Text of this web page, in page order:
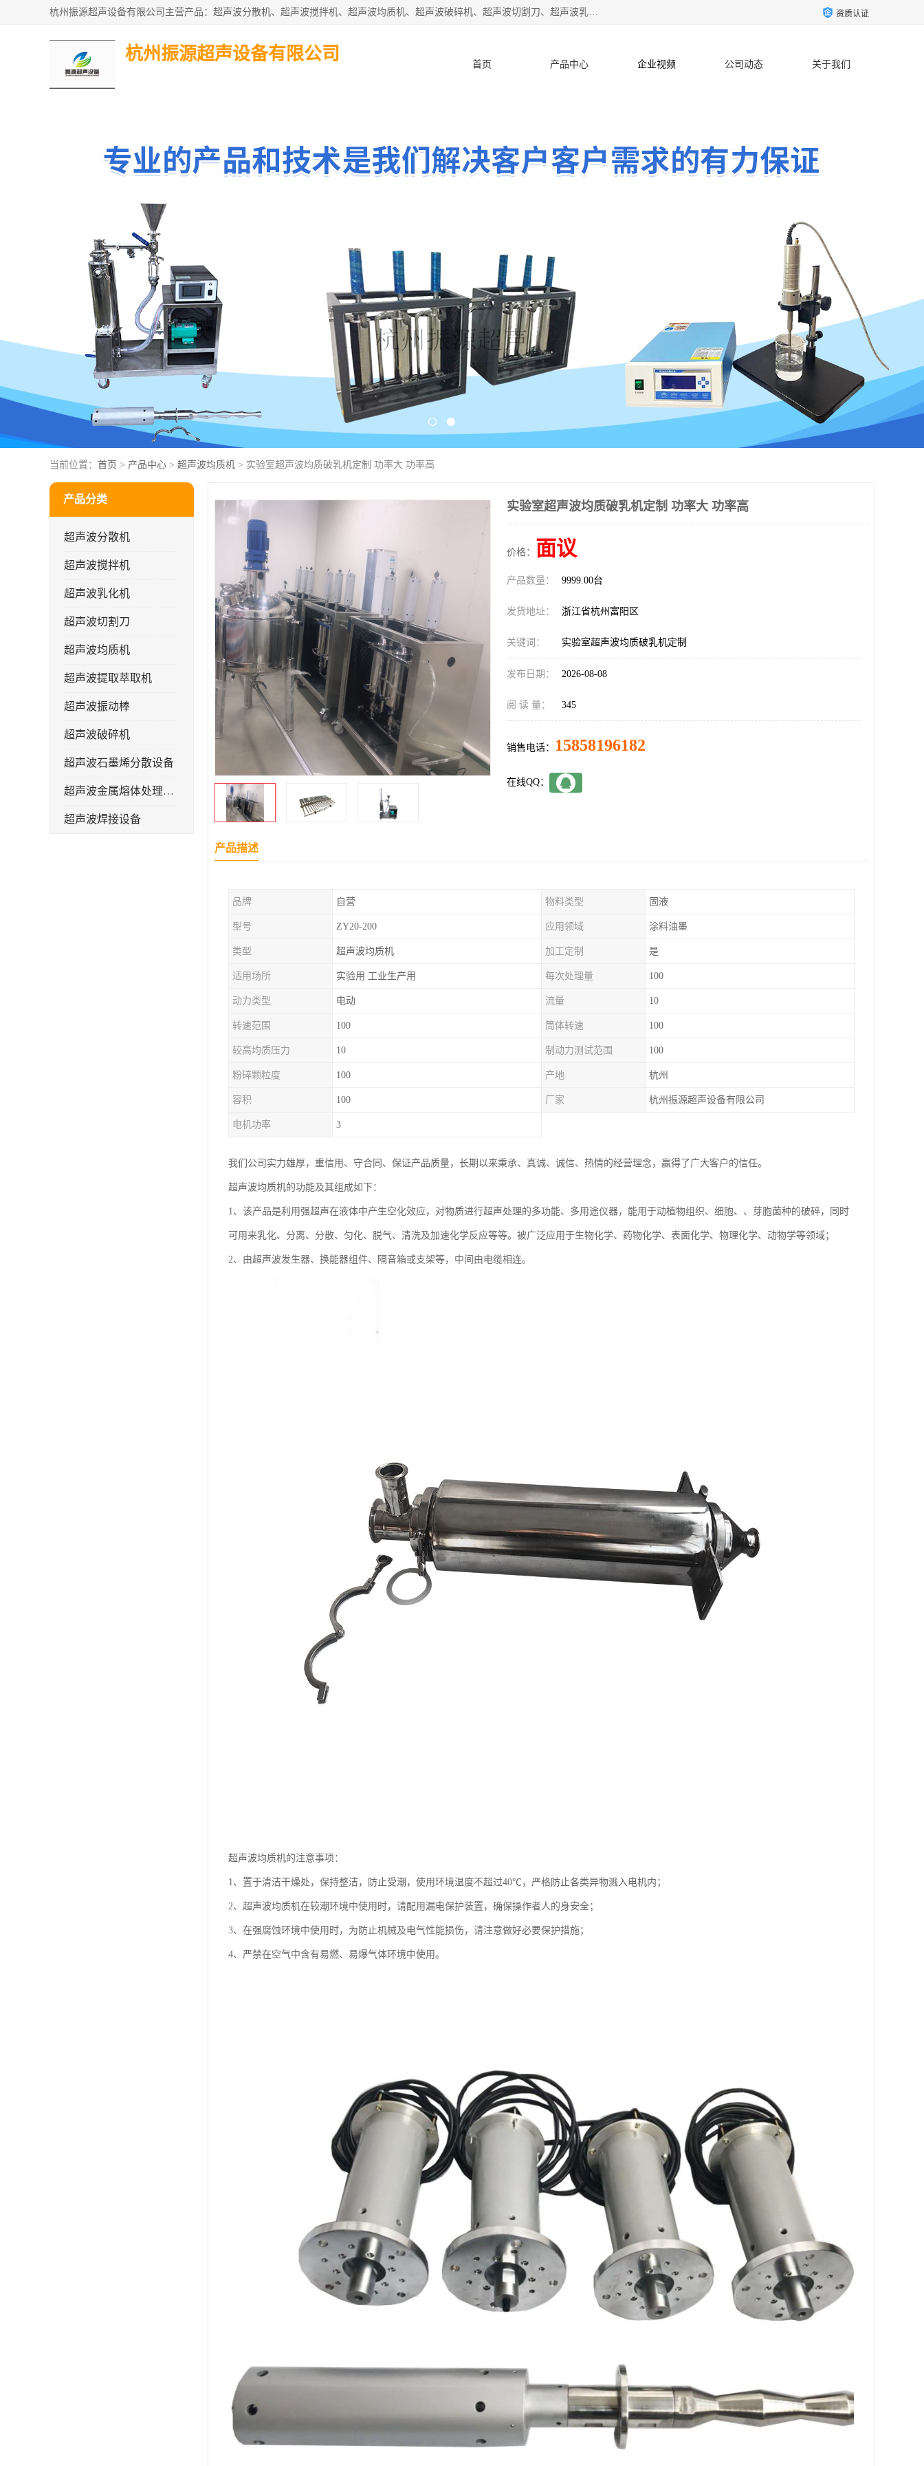
杭州振源超声设备有限公司主营产品：超声波分散机、超声波搅拌机、超声波均质机、超声波破碎机、超声波切割刀、超声波乳化机、超声波提取机、超声波振动棒等设备。秉承诚信经营、品质至上的服务宗旨，与多家企业建立了长期的合作关系。公司坚持以质量赢市场，以服务赢客户，始终以客户利益为中心。 资质认证
杭州振源超声设备有限公司
首页 产品中心 企业视频 公司动态 关于我们
当前位置： 首页 > 产品中心 > 超声波均质机 > 实验室超声波均质破乳机定制 功率大 功率高
产品分类
超声波分散机
超声波搅拌机
超声波乳化机
超声波切割刀
超声波均质机
超声波提取萃取机
超声波振动棒
超声波破碎机
超声波石墨烯分散设备
超声波金属熔体处理设备
超声波焊接设备
实验室超声波均质破乳机定制 功率大 功率高
价格： 面议
产品数量： 9999.00台
发货地址： 浙江省杭州富阳区
关键词： 实验室超声波均质破乳机定制
发布日期： 2026-08-08
阅 读 量： 345
销售电话： 15858196182
在线QQ：
产品描述
品牌 自营 物料类型 固液
型号 ZY20-200 应用领域 涂料油墨
类型 超声波均质机 加工定制 是
适用场所 实验用 工业生产用 每次处理量 100
动力类型 电动 流量 10
转速范围 100 筒体转速 100
较高均质压力 10 制动力测试范围 100
粉碎颗粒度 100 产地 杭州
容积 100 厂家 杭州振源超声设备有限公司
电机功率 3
我们公司实力雄厚，重信用、守合同、保证产品质量，长期以来秉承、真诚、诚信、热情的经营理念，赢得了广大客户的信任。
超声波均质机的功能及其组成如下：
1、该产品是利用强超声在液体中产生空化效应，对物质进行超声处理的多功能、多用途仪器，能用于动植物组织、细胞、、芽胞菌种的破碎，同时
可用来乳化、分离、分散、匀化、脱气、清洗及加速化学反应等等。被广泛应用于生物化学、药物化学、表面化学、物理化学、动物学等领域；
2、由超声波发生器、换能器组件、隔音箱或支架等，中间由电缆相连。
超声波均质机的注意事项：
1、置于清洁干燥处，保持整洁，防止受潮，使用环境温度不超过40℃，严格防止各类异物溅入电机内；
2、超声波均质机在较潮环境中使用时，请配用漏电保护装置，确保操作者人的身安全；
3、在强腐蚀环境中使用时，为防止机械及电气性能损伤，请注意做好必要保护措施；
4、严禁在空气中含有易燃、易爆气体环境中使用。